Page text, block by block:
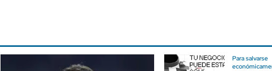
Para salvarse